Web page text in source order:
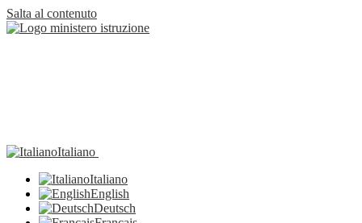
Salta al contenuto
Italiano
Italiano
English
Deutsch